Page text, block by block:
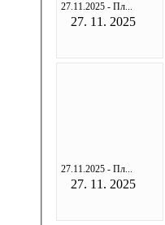
27.11.2025 - Пл...
27. 11. 2025
27.11.2025 - Пл...
27. 11. 2025